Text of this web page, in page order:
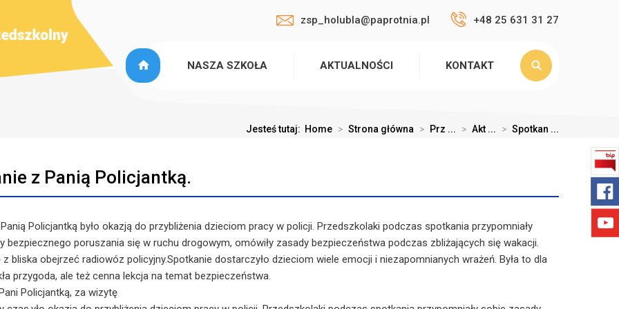
zsp_holubla@paprotnia.pl +48 25 631 31 27
NASZA SZKOŁA AKTUALNOŚCI KONTAKT
Jesteś tutaj: Home > Strona główna > Prz ... > Akt ... > Spotkan ...
z Panią Policjantką.
Policjantką było okazją do przybliżenia dzieciom pracy w policji. Przedszkolaki podczas spotkania przypomniały
bezpiecznego poruszania się w ruchu drogowym, omówiły zasady bezpieczeństwa podczas zbliżających się wakacji.
z bliska obejrzeć radiowóz policyjny.Spotkanie dostarczyło dzieciom wiele emocji i niezapomnianych wrażeń. Była to dla
przygoda, ale też cenna lekcja na temat bezpieczeństwa.
Policjantką, za wizytę